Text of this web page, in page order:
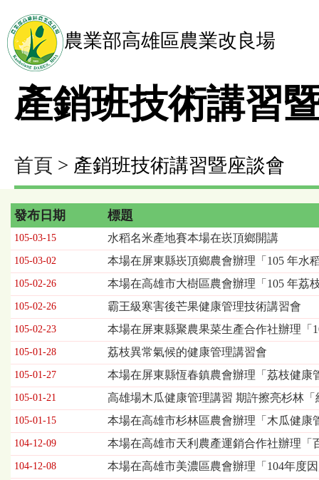
農業部高雄區農業改良場
產銷班技術講習
首頁 > 產銷班技術講習暨座談會
產
銷
班
技
術
講
習
暨
座
談
列
表，
位
依
序
發布日期 標題
105-03-15 水稻名米產地賽本場在崁頂鄉開講
105-03-02 本場在屏東縣崁頂鄉農會辦理「105 年水
105-02-26 本場在高雄市大樹區農會辦理「105 年荔
105-02-26 霸王級寒害後芒果健康管理技術講習會
105-02-23 本場在屏東縣聚農果菜生產合作社辦理「
105-01-28 荔枝異常氣候的健康管理講習會
105-01-27 本場在屏東縣恆春鎮農會辦理「荔枝健康
105-01-21 高雄場木瓜健康管理講習 期許擦亮杉林「
105-01-15 本場在高雄市杉林區農會辦理「木瓜健康
104-12-09 本場在高雄市天利農產運銷合作社辦理「
104-12-08 本場在高雄市美濃區農會辦理「104年度